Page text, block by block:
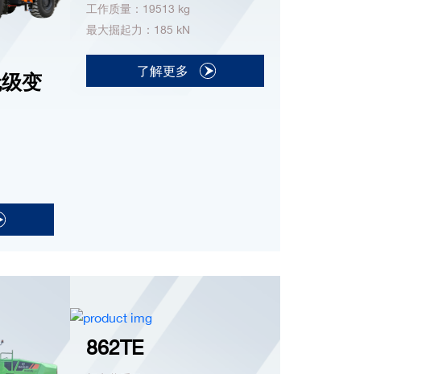
变
工作质量：19513 kg
最大掘起力：185 kN
了解更多
862TE